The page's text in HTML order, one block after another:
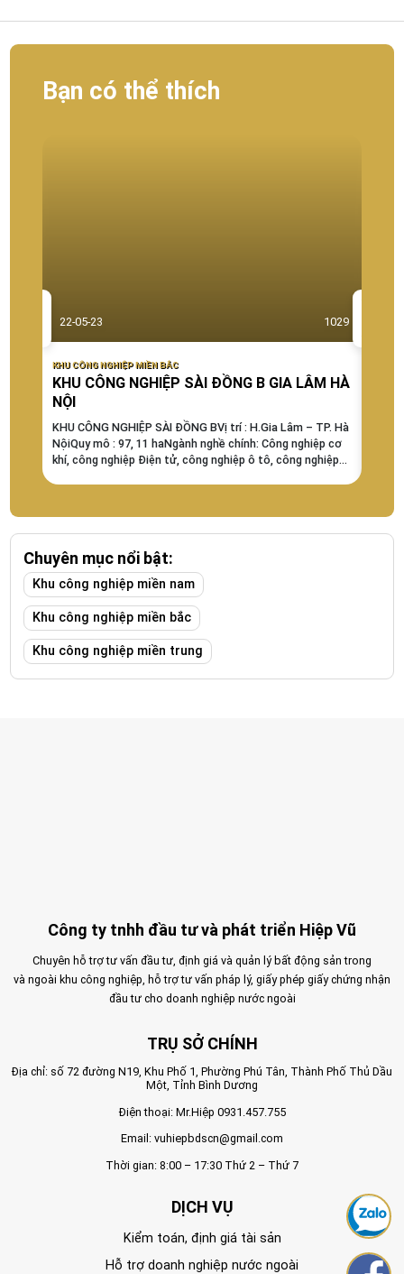
Bạn có thể thích
22-05-23 1029
KHU CÔNG NGHIỆP MIỀN BẮC
KHU CÔNG NGHIỆP SÀI ĐỒNG B GIA LÂM HÀ
NỘI
KHU CÔNG NGHIỆP SÀI ĐỒNG BVị trí : H.Gia Lâm – TP. Hà
NộiQuy mô : 97, 11 haNgành nghề chính: Công nghiệp cơ
khí, công nghiệp Điện tử, công nghiệp ô tô, công nghiệp
Chuyên mục nổi bật:
Khu công nghiệp miền nam
Khu công nghiệp miền bắc
Khu công nghiệp miền trung
Công ty tnhh đầu tư và phát triển Hiệp Vũ
Chuyên hỗ trợ tư vấn đầu tư, định giá và quản lý bất động sản trong
và ngoài khu công nghiệp, hỗ trợ tư vấn pháp lý, giấy phép giấy chứng nhận
đầu tư cho doanh nghiệp nước ngoài
TRỤ SỞ CHÍNH
Địa chỉ: số 72 đường N19, Khu Phố 1, Phường Phú Tân, Thành Phố Thủ Dầu
Một, Tỉnh Bình Dương
Điện thoại: Mr.Hiệp 0931.457.755
Email: vuhiepbdscn@gmail.com
Thời gian: 8:00 – 17:30 Thứ 2 – Thứ 7
DỊCH VỤ
Kiểm toán, định giá tài sản
Hỗ trợ doanh nghiệp nước ngoài